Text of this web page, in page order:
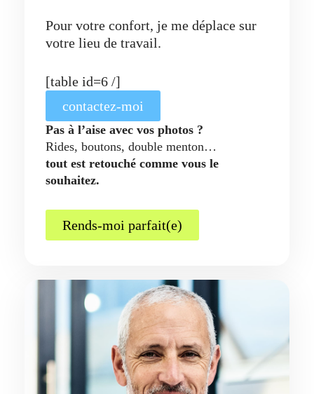
Pour votre confort, je me déplace sur
votre lieu de travail.
[table id=6 /]
contactez-moi
Pas à l’aise avec vos photos ?
Rides, boutons, double menton…
tout est retouché comme vous le
souhaitez.
Rends-moi parfait(e)